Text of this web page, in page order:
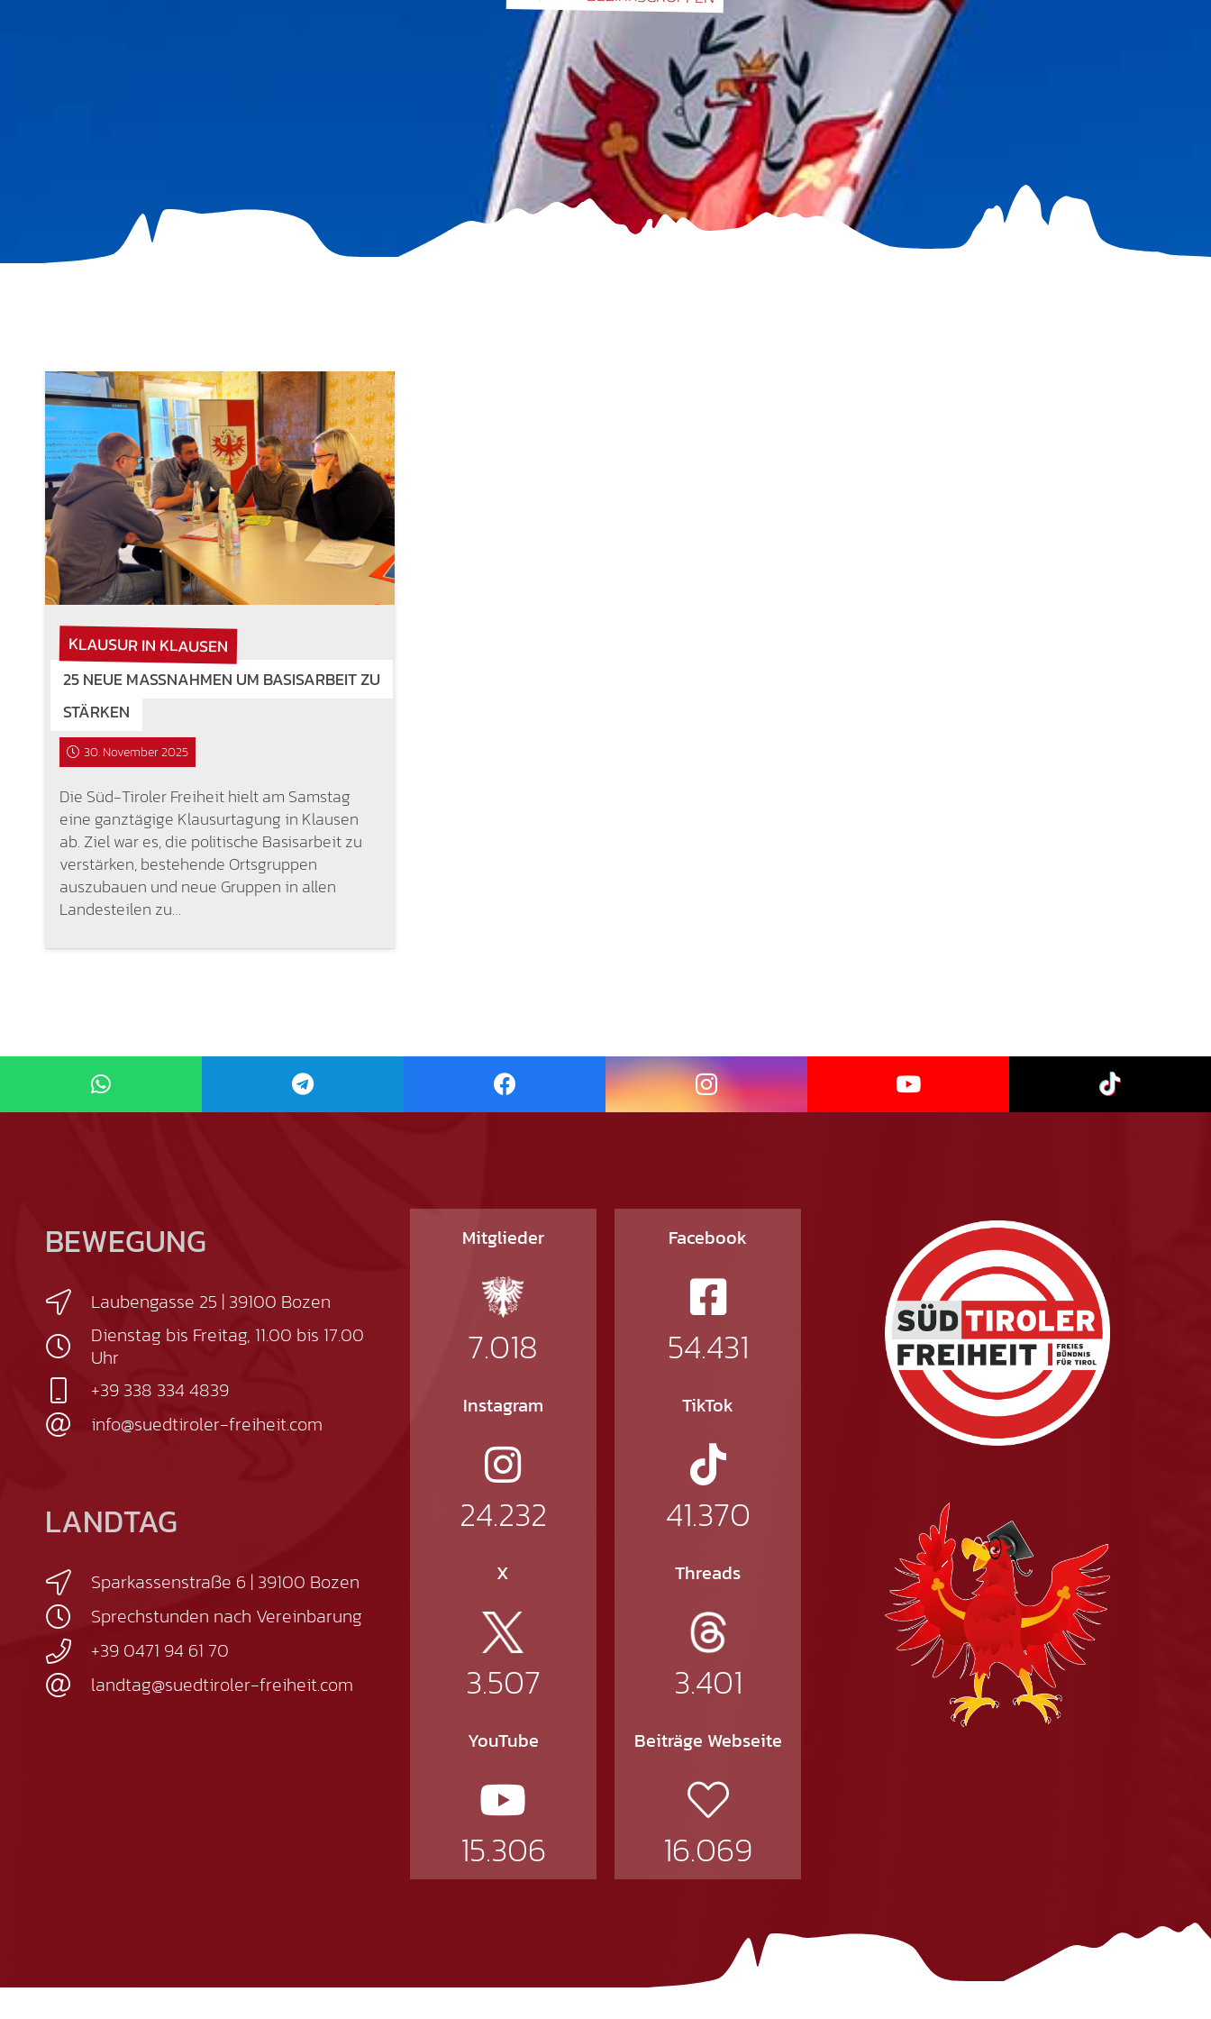
KLAUSUR IN KLAUSEN
25 NEUE MASSNAHMEN UM BASISARBEIT ZU S
TÄRKEN
30. November 2025
Die Süd-Tiroler Freiheit hielt am Samstag
eine ganztägige Klausurtagung in Klausen
ab. Ziel war es, die politische Basisarbeit zu
verstärken, bestehende Ortsgruppen
auszubauen und neue Gruppen in allen
Landesteilen zu…
BEWEGUNG
Laubengasse 25 | 39100 Bozen
Dienstag bis Freitag, 11.00 bis 17.00
Uhr
+39 338 334 4839
info@suedtiroler-freiheit.com
LANDTAG
Sparkassenstraße 6 | 39100 Bozen
Sprechstunden nach Vereinbarung
+39 0471 94 61 70
landtag@suedtiroler-freiheit.com
Mitglieder
7.018
Facebook
54.431
Instagram
24.232
TikTok
41.370
X
3.507
Threads
3.401
YouTube
15.306
Beiträge Webseite
16.069